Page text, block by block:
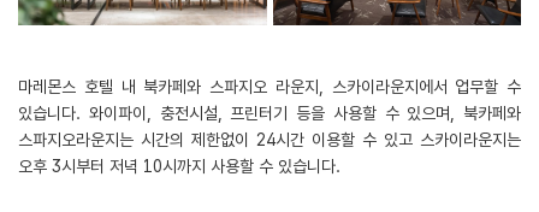
마레몬스 호텔 내 북카페와 스파지오 라운지, 스카이라운지에서 업무할 수
있습니다. 와이파이, 충전시설, 프린터기 등을 사용할 수 있으며, 북카페와
스파지오라운지는 시간의 제한없이 24시간 이용할 수 있고 스카이라운지는
오후 3시부터 저녁 10시까지 사용할 수 있습니다.